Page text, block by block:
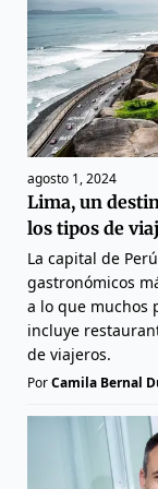
agosto 1, 2024
Lima, un
los tipos de
La capital de
gastronómicos
a lo que muchos
incluye
de viajeros.
PorCamila Bernal